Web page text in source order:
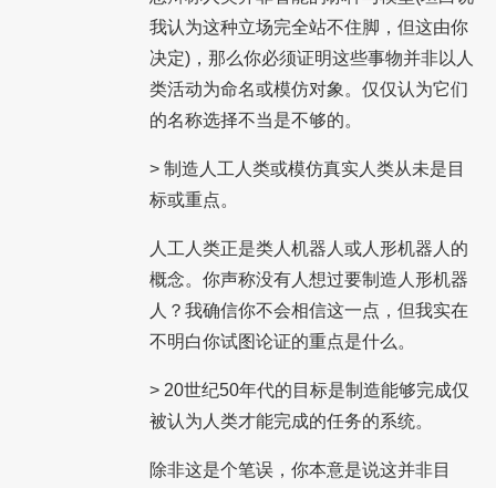
我认为这种立场完全站不住脚，但这由你
决定)，那么你必须证明这些事物并非以人
类活动为命名或模仿对象。仅仅认为它们
的名称选择不当是不够的。
> 制造人工人类或模仿真实人类从未是目
标或重点。
人工人类正是类人机器人或人形机器人的
概念。你声称没有人想过要制造人形机器
人？我确信你不会相信这一点，但我实在
不明白你试图论证的重点是什么。
> 20世纪50年代的目标是制造能够完成仅
被认为人类才能完成的任务的系统。
除非这是个笔误，你本意是说这并非目